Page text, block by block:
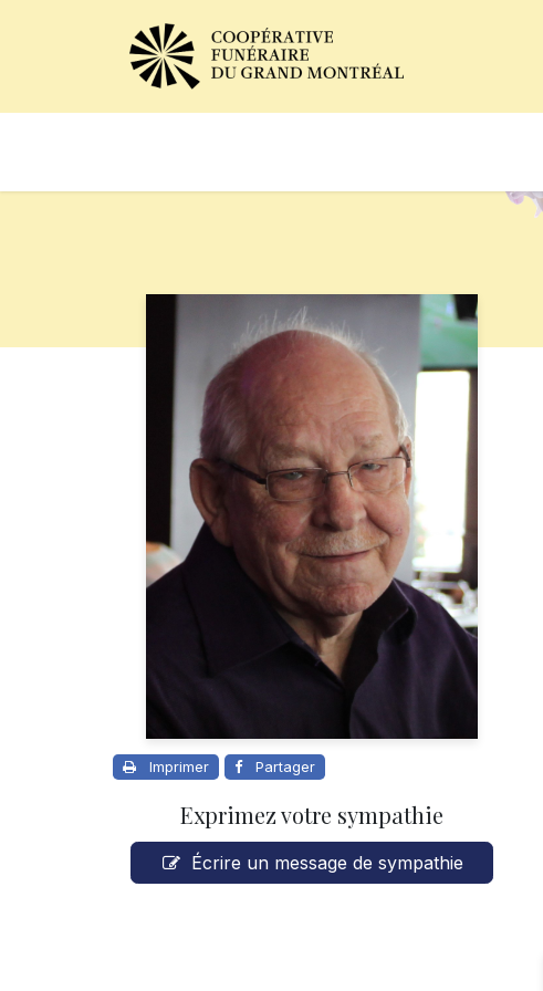
Imprimer Partager
Exprimez votre sympathie
Écrire un message de sympathie